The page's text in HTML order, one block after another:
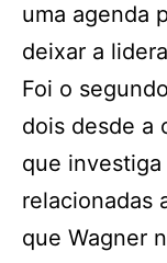
uma agenda
deixar a
Foi o
dois desde a
que
relacionadas
que Wagner